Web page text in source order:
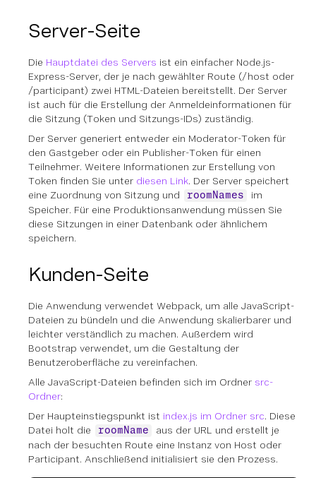
Server-Seite
Die Hauptdatei des Servers ist ein einfacher Node.js-
Express-Server, der je nach gewählter Route (/host oder
/participant) zwei HTML-Dateien bereitstellt. Der Server
ist auch für die Erstellung der Anmeldeinformationen für
die Sitzung (Token und Sitzungs-IDs) zuständig.
Der Server generiert entweder ein Moderator-Token für
den Gastgeber oder ein Publisher-Token für einen
Teilnehmer. Weitere Informationen zur Erstellung von
Token finden Sie unter diesen Link. Der Server speichert
eine Zuordnung von Sitzung und
roomNames
im
Speicher. Für eine Produktionsanwendung müssen Sie
diese Sitzungen in einer Datenbank oder ähnlichem
speichern.
Kunden-Seite
Die Anwendung verwendet Webpack, um alle JavaScript-
Dateien zu bündeln und die Anwendung skalierbarer und
leichter verständlich zu machen. Außerdem wird
Bootstrap verwendet, um die Gestaltung der
Benutzeroberfläche zu vereinfachen.
Alle JavaScript-Dateien befinden sich im Ordner src-
Ordner:
Der Haupteinstiegspunkt ist index.js im Ordner src. Diese
Datei holt die
roomName
aus der URL und erstellt je
nach der besuchten Route eine Instanz von Host oder
Participant. Anschließend initialisiert sie den Prozess.